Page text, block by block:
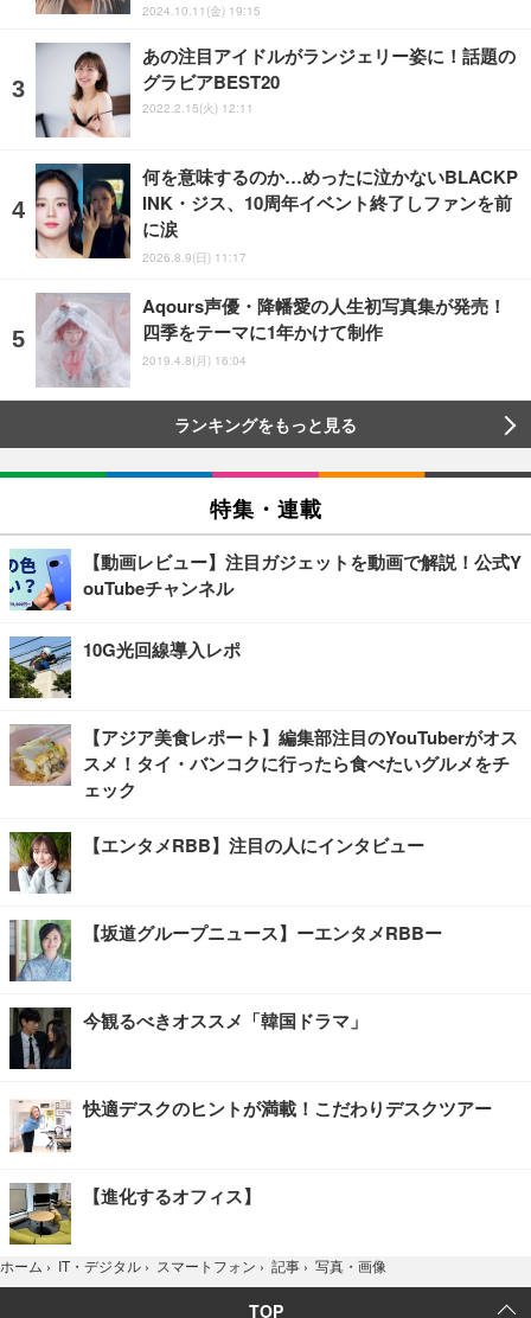
2024.10.11(金) 19:15
あの注目アイドルがランジェリー姿に！話題の
グラビアBEST20
2022.2.15(火) 12:11
何を意味するのか…めったに泣かないBLACKP
INK・ジス、10周年イベント終了しファンを前
に涙
2026.8.9(日) 11:17
Aqours声優・降幡愛の人生初写真集が発売！
四季をテーマに1年かけて制作
2019.4.8(月) 16:04
ランキングをもっと見る
特集・連載
【動画レビュー】注目ガジェットを動画で解説！公式Y
ouTubeチャンネル
10G光回線導入レポ
【アジア美食レポート】編集部注目のYouTuberがオス
スメ！タイ・バンコクに行ったら食べたいグルメをチ
ェック
【エンタメRBB】注目の人にインタビュー
【坂道グループニュース】ーエンタメRBBー
今観るべきオススメ「韓国ドラマ」
快適デスクのヒントが満載！こだわりデスクツアー
【進化するオフィス】
ホーム › IT・デジタル › スマートフォン › 記事 › 写真・画像
TOP